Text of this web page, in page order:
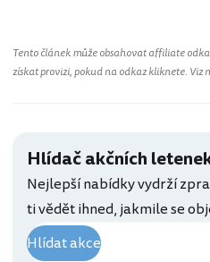
Tento článek může obsahovat affiliate
získat provizi, pokud na odkaz kliknete. Viz
Hlídač akčních
Nejlepší nabídky vydrží
ti vědět ihned, jakmile se
Hlídat akce